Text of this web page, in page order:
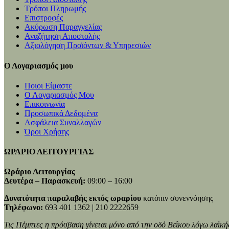
Τρόποι Πληρωμής
Επιστροφές
Ακύρωση Παραγγελίας
Αναζήτηση Αποστολής
Αξιολόγηση Προϊόντων & Υπηρεσιών
Ο Λογαριασμός μου
Ποιοι Είμαστε
Ο Λογαριασμός Μου
Επικοινωνία
Προσωπικά Δεδομένα
Ασφάλεια Συναλλαγών
Όροι Χρήσης
ΩΡΑΡΙΟ ΛΕΙΤΟΥΡΓΙΑΣ
Ωράριο Λειτουργίας
Δευτέρα – Παρασκευή: 09:00 – 16:00
Δυνατότητα παραλαβής εκτός ωραρίου κατόπιν συνεννόησης
Τηλέφωνο: 693 401 1362 | 210 2222659
Τις Πέμπτες η πρόσβαση γίνεται μόνο από την οδό Βεΐκου λόγω